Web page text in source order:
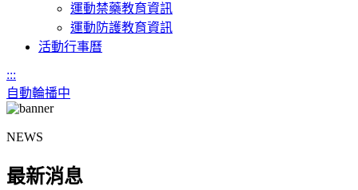
運動禁藥教育資訊
運動防護教育資訊
活動行事曆
:::
自動輪播中
NEWS
最新消息